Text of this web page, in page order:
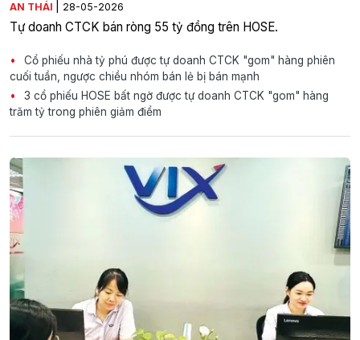
AN THÁI 28-05-2026
Tự doanh CTCK bán ròng 55 tỷ đồng trên HOSE.
Cổ phiếu nhà tỷ phú được tự doanh CTCK "gom" hàng phiên
cuối tuần, ngược chiều nhóm bán lẻ bị bán mạnh
3 cổ phiếu HOSE bất ngờ được tự doanh CTCK "gom" hàng
trăm tỷ trong phiên giảm điểm